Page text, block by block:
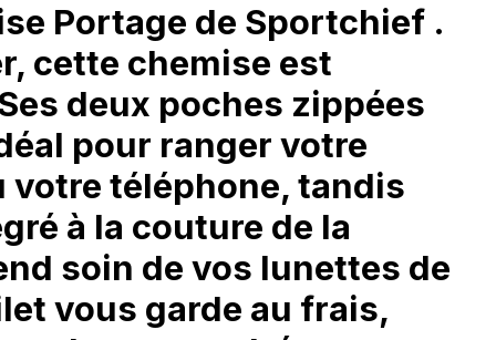
Portage de Sportchief .
cette chemise est
deux poches zippées
pour ranger votre
votre téléphone, tandis
à la couture de la
soin de vos lunettes de
vous garde au frais,